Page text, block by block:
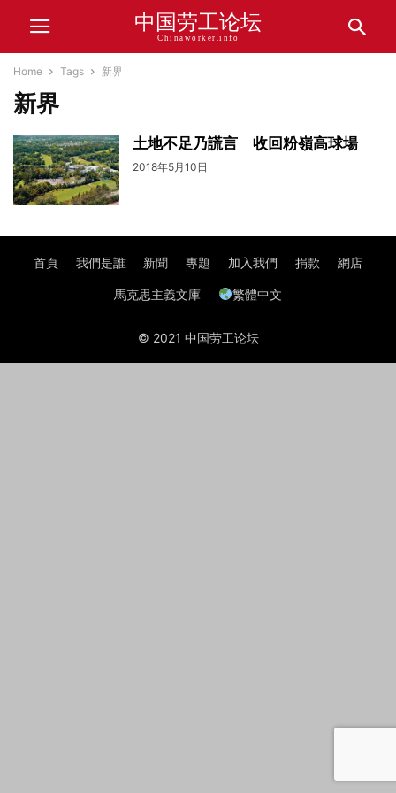
中国劳工论坛
Chinaworker.info
Home Tags 新界
新界
土地不足乃謊言 收回粉嶺高球場
2018年5月10日
首頁 我們是誰 新聞 專題 加入我們 捐款 網店
馬克思主義文庫 繁體中文
© 2021 中国劳工论坛